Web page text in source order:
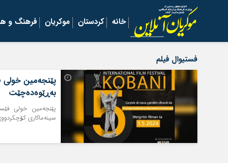
خانه کردستان موکریان فرهنگ و
فستیوال فیلم
پێنجەمین خولی
بەڕێوەده‌چێت
پێنجەمین خولی
سینه‌ماکاری